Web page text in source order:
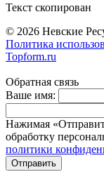
Текст скопирован
© 2026 Невские
Политика
Topform.ru
Обратная связь
Ваше имя:
Нажимая
обработку
политики
Отправить